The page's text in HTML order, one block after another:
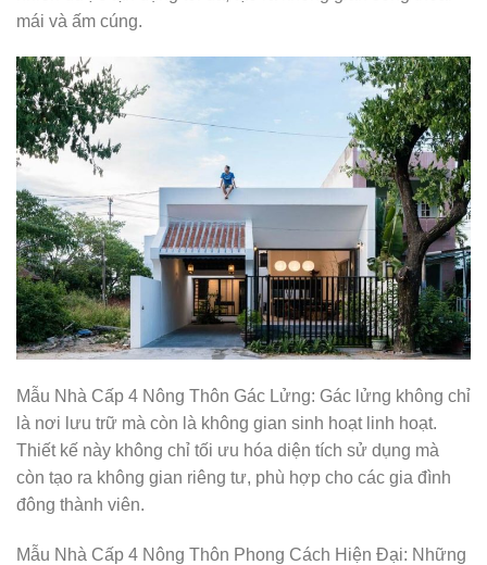
mái và ấm cúng.
Mẫu Nhà Cấp 4 Nông Thôn Gác Lửng: Gác lửng không chỉ
là nơi lưu trữ mà còn là không gian sinh hoạt linh hoạt.
Thiết kế này không chỉ tối ưu hóa diện tích sử dụng mà
còn tạo ra không gian riêng tư, phù hợp cho các gia đình
đông thành viên.
Mẫu Nhà Cấp 4 Nông Thôn Phong Cách Hiện Đại: Những